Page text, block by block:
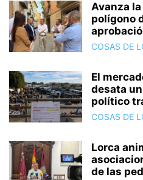
Avanza
polígono
COSAS DE
El
desata
político
COSAS DE
Lorca
de las